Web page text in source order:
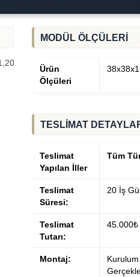
ve 4 mm temperli düz
MODÜL ÖLÇÜLERİ
Ürün
Ölçüleri
TESLİMAT
Teslimat
Yapılan İller
Tüm
Teslimat
Süresi:
20 İş
Teslimat
Tutarı:
45.000₺
Montaj: